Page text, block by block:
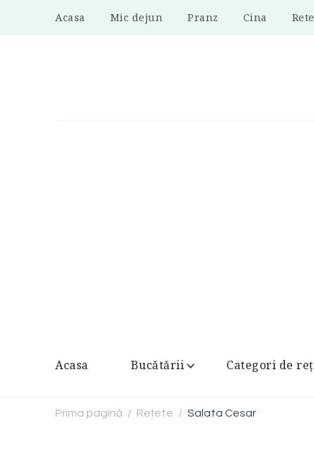
Acasa Mic dejun Pranz Cina
Acasa Bucătării Categori de
Prima pagină / Rețete / Salata Cesar